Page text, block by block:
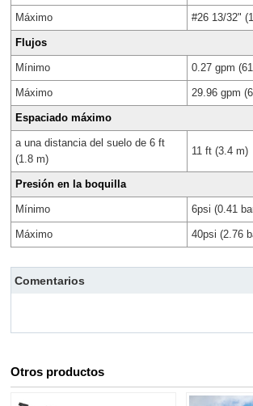
Máximo #26 13/32"
Flujos
Mínimo 0.27 gpm
Máximo 29.96 gpm
Espaciado máximo
a una distancia del suelo de 6 ft
(1.8 m)
11 ft (3.4 m)
Presión en la boquilla
Mínimo 6psi (0.41
Máximo 40psi (2.76
Comentarios
Otros productos